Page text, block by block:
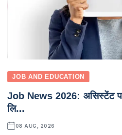
JOB AND EDUCATION
Job News 2026: असिस्टेंट
लि...
08 AUG, 2026